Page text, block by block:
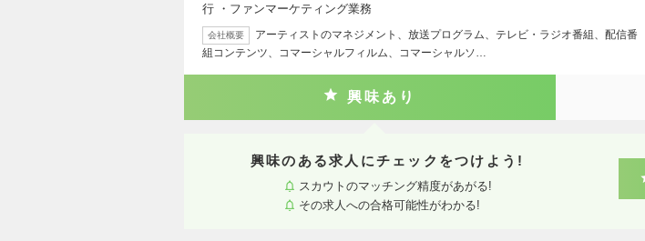
行 ・ファンマーケティング業務
会社概要
アーティストのマネジメント、放送プログラム、テレビ・ラジオ番組、配信番
組コンテンツ、コマーシャルフィルム、コマーシャルソ…
興味あり
興味のある求人にチェックをつけよう!
スカウトのマッチング精度があがる!
その求人への合格可能性がわかる!